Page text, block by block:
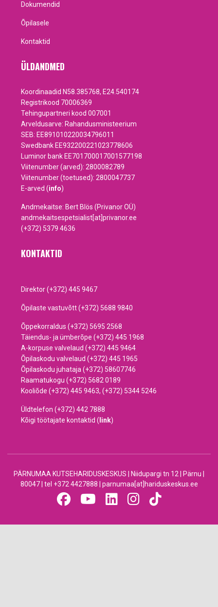
Dokumendid
Õpilasele
Kontaktid
ÜLDANDMED
Koordinaadid N58.385768, E24.540174
Registrikood 70006369
Tehingupartneri kood 007001
Arveldusarve: Rahandusministeerium
SEB: EE891010220034796011
Swedbank EE932200221023778606
Luminor bank EE701700017001577198
Viitenumber (arved): 2800082789
Viitenumber (toetused): 2800047737
E-arved (info)
Andmekaitse: Bert Blös (Privanor OÜ)
andmekaitsespetsialist[at]privanor.ee
(+372) 5379 4636
KONTAKTID
Direktor (+372) 445 9467
Õpilaste vastuvõtt (+372) 5688 9840
Õppekorraldus (+372) 5695 2568
Täiendus- ja ümberõpe (+372) 445 1968
A-korpuse valvelaud (+372) 445 9464
Õpilaskodu valvelaud (+372) 445 1965
Õpilaskodu juhataja (+372) 58607746
Raamatukogu (+372) 5682 0189
Kooliõde (+372) 445 9463, (+372) 5344 5246
Üldtelefon (+372) 442 7888
Kõigi töötajate kontaktid ( link)
PÄRNUMAA KUTSEHARIDUSKESKUS | Niidupargi tn 12 | Pärnu |
80047 | tel +372 4427888 | parnumaa[at]hariduskeskus.ee